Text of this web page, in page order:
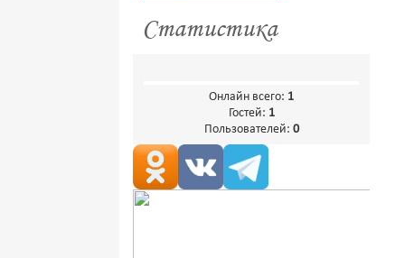
Статистика
Онлайн всего: 1
Гостей: 1
Пользователей: 0